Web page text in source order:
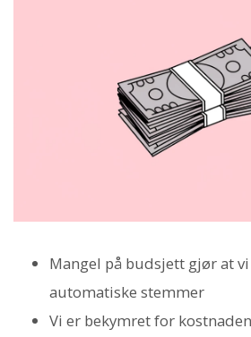
Mangel på budsjett gjør at
automatiske stemmer
Vi er bekymret for